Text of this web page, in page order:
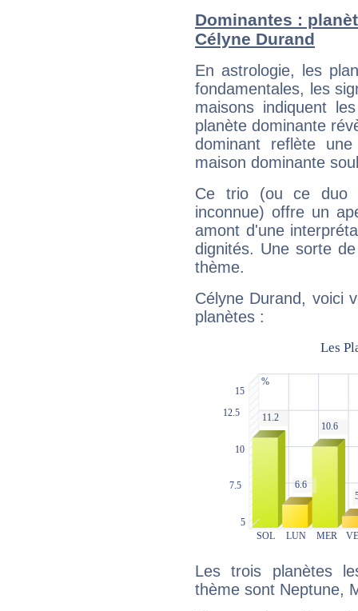
Dominantes :
Célyne Durand
En astrologie, les
fondamentales, les
maisons indiquent
planète dominante
dominant reflète
maison dominante
Ce trio (ou ce duo
inconnue) offre un
amont d'une
dignités. Une sorte
thème.
Célyne Durand, voici
planètes :
Les trois planètes
thème sont Neptune,